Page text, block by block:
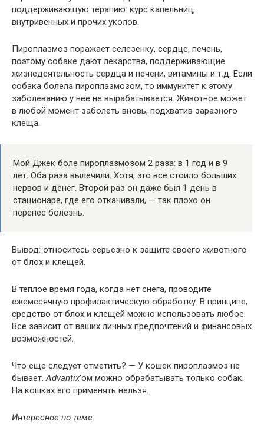
поддерживающую терапию: курс капельниц,
внутривенных и прочих уколов.
Пироплазмоз поражает селезенку, сердце, печень,
поэтому собаке дают лекарства, поддерживающие
жизнедеятельность сердца и печени, витамины и т.д. Если
собака болела пироплазмозом, то иммунитет к этому
заболеванию у нее не вырабатывается. Животное может
в любой момент заболеть вновь, подхватив заразного
клеща.
Мой Джек боле пироплазмозом 2 раза: в 1 год и в 9
лет. Оба раза вылечили. Хотя, это все стоило больших
нервов и денег. Второй раз он даже был 1 день в
стационаре, где его откачивали, — так плохо он
перенес болезнь.
Вывод: относитесь серьезно к защите своего животного
от блох и клещей.
В теплое время года, когда нет снега, проводите
ежемесячную профилактическую обработку. В принципе,
средство от блох и клещей можно использовать любое.
Все зависит от ваших личных предпочтений и финансовых
возможностей.
Что еще следует отметить? — У кошек пироплазмоз не
бывает.Advantix'ом можно обрабатывать только собак.
На кошках его применять нельзя.
Интересное по теме: